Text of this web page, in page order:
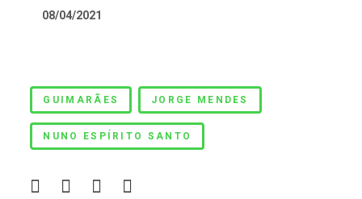
08/04/2021
Nuno foge de casa
GUIMARÃES JORGE MENDES
NUNO ESPÍRITO SANTO